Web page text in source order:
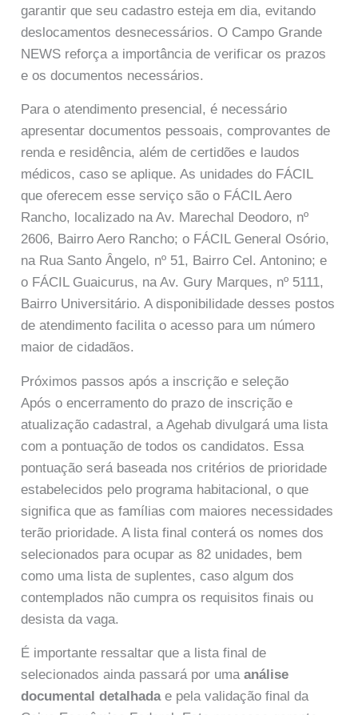
garantir que seu cadastro esteja em dia, evitando
deslocamentos desnecessários. O Campo Grande
NEWS reforça a importância de verificar os prazos
e os documentos necessários.
Para o atendimento presencial, é necessário
apresentar documentos pessoais, comprovantes de
renda e residência, além de certidões e laudos
médicos, caso se aplique. As unidades do FÁCIL
que oferecem esse serviço são o FÁCIL Aero
Rancho, localizado na Av. Marechal Deodoro, nº
2606, Bairro Aero Rancho; o FÁCIL General Osório,
na Rua Santo Ângelo, nº 51, Bairro Cel. Antonino; e
o FÁCIL Guaicurus, na Av. Gury Marques, nº 5111,
Bairro Universitário. A disponibilidade desses postos
de atendimento facilita o acesso para um número
maior de cidadãos.
Próximos passos após a inscrição e seleção
Após o encerramento do prazo de inscrição e
atualização cadastral, a Agehab divulgará uma lista
com a pontuação de todos os candidatos. Essa
pontuação será baseada nos critérios de prioridade
estabelecidos pelo programa habitacional, o que
significa que as famílias com maiores necessidades
terão prioridade. A lista final conterá os nomes dos
selecionados para ocupar as 82 unidades, bem
como uma lista de suplentes, caso algum dos
contemplados não cumpra os requisitos finais ou
desista da vaga.
É importante ressaltar que a lista final de
selecionados ainda passará por umaanálise
documental detalhadae pela validação final da